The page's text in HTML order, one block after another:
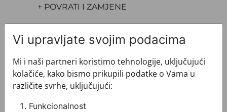
+ POVRATI I ZAMJENE
Pogledajte i ovo
Vi upravljate svojim podacima
Mi i naši partneri koristimo tehnologije, uključujući
kolačiće, kako bismo prikupili podatke o Vama u
različite svrhe, uključujući:
Funkcionalnost